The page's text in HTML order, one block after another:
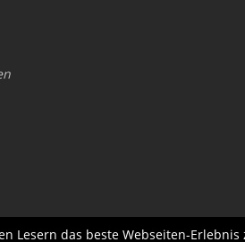
Lesern das beste Webseiten-